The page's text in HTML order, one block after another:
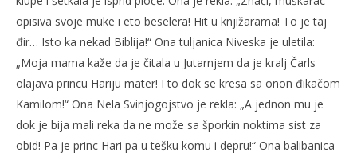
opisiva svoje muke i eto beselera! Hit u knjižarama! To je taj
đir… Isto ka nekad Biblija!“ Ona tuljanica Niveska je uletila:
„Moja mama kaže da je čitala u Jutarnjem da je kralj Čarls
olajava princu Hariju mater! I to dok se kresa sa onon đikačom
Kamilom!“ Ona Nela Svinjogojstvo je rekla: „A jednon mu je
dok je bija mali reka da ne može sa šporkin noktima sist za
obid! Pa je princ Hari pa u tešku komu i depru!“ Ona balibanica